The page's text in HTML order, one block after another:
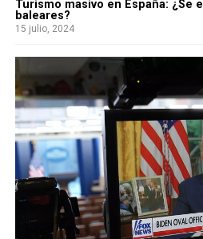
Turismo masivo en España: ¿Se
baleares?
15 julio, 2024